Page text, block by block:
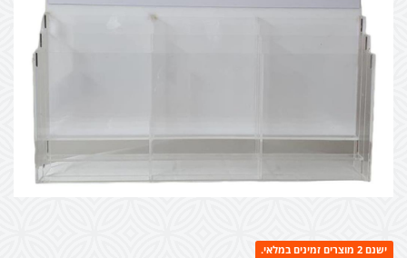
ישנם 2 מוצרים זמינים במלאי.